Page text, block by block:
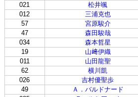
021
松井颯
012
三浦克也
57
宮原駿介
47
森田駿哉
034
森本哲星
19
山﨑伊織
011
山田龍聖
62
横川凱
026
吉村優聖歩
49
Ａ．バルドナード